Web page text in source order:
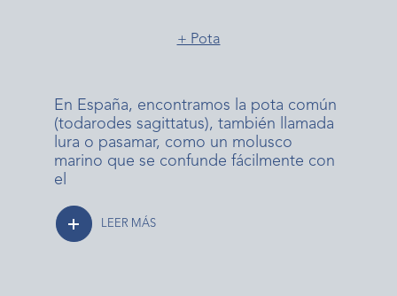
+ Pota
En España, encontramos la pota común
(todarodes sagittatus), también llamada
lura o pasamar, como un molusco
marino que se confunde fácilmente con
el
LEER MÁS